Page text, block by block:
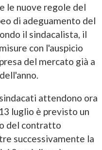
le nuove regole del
di adeguamento del
il sindacalista, il
con l'auspicio
del mercato già a
attendono ora
luglio è previsto un
del contratto
successivamente la